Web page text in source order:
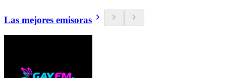
Las mejores emisoras